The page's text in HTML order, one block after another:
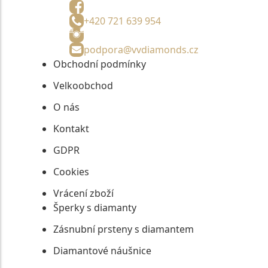
+420 721 639 954
podpora@vvdiamonds.cz
Obchodní podmínky
Velkoobchod
O nás
Kontakt
GDPR
Cookies
Vrácení zboží
Šperky s diamanty
Zásnubní prsteny s diamantem
Diamantové náušnice